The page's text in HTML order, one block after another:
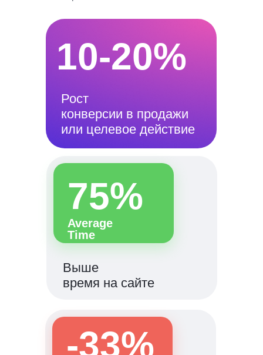
Выше
время на сайте
75%
Average
Time
-33%
Рост
конверсии в продажи
или целевое действие
10-20%